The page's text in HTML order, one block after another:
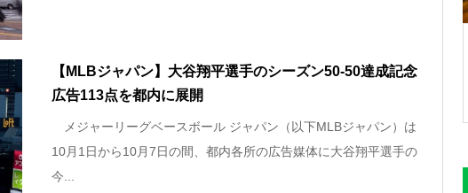
【MLBジャパン】大谷翔平選手のシーズン50-50達成記念
広告113点を都内に展開
メジャーリーグベースボール ジャパン（以下MLBジャパン）は
10月1日から10月7日の間、都内各所の広告媒体に大谷翔平選手の
今...